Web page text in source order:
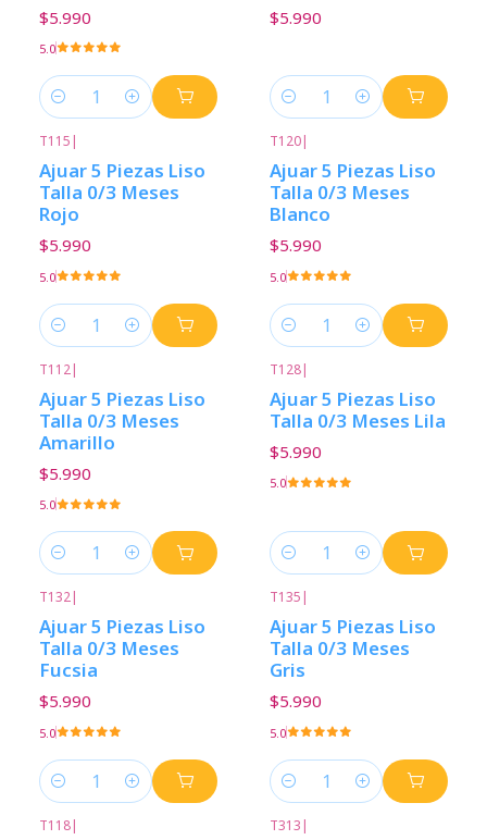
$5.990
5.0
Cantidad
$5.990
Cantidad
T115 |
Ajuar 5 Piezas Liso
Talla 0/3 Meses
Rojo
$5.990
5.0
Cantidad
T120|
Ajuar 5 Piezas Liso
Talla 0/3 Meses
Blanco
$5.990
5.0
Cantidad
T112|
Ajuar 5 Piezas Liso
Talla 0/3 Meses
Amarillo
$5.990
5.0
Cantidad
T128|
Ajuar 5 Piezas Liso
Talla 0/3 Meses Lila
$5.990
5.0
Cantidad
T132|
Ajuar 5 Piezas Liso
Talla 0/3 Meses
Fucsia
$5.990
5.0
Cantidad
T135 |
Ajuar 5 Piezas Liso
Talla 0/3 Meses
Gris
$5.990
5.0
Cantidad
T118| T313 |